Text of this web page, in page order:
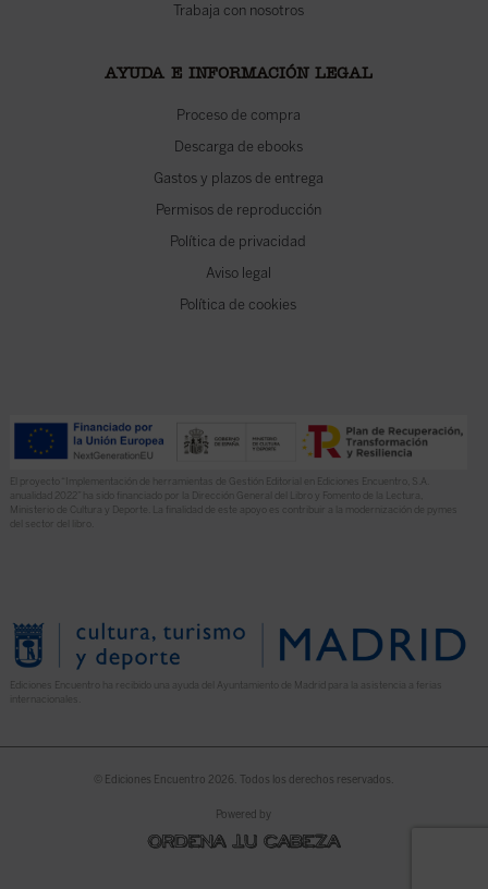
Trabaja con nosotros
AYUDA E INFORMACIÓN LEGAL
Proceso de compra
Descarga de ebooks
Gastos y plazos de entrega
Permisos de reproducción
Política de privacidad
Aviso legal
Política de cookies
El proyecto “Implementación de herramientas de Gestión Editorial en Ediciones Encuentro, S.A.
anualidad 2022” ha sido financiado por la Dirección General del Libro y Fomento de la Lectura,
Ministerio de Cultura y Deporte. La finalidad de este apoyo es contribuir a la modernización de pymes
del sector del libro.
Ediciones Encuentro ha recibido una ayuda del Ayuntamiento de Madrid para la asistencia a ferias
© Ediciones Encuentro 2026. Todos los derechos reservados.
Powered by